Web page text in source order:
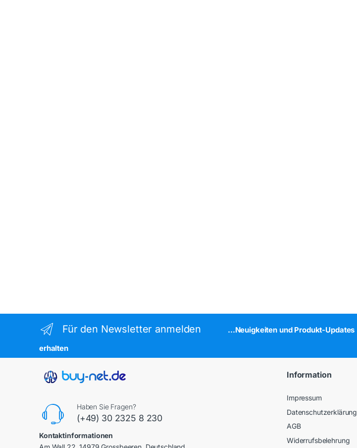
Für den Newsletter anmelden
...Neuigkeiten und Produkt-Updates
erhalten
Haben Sie Fragen?
(+49) 30 2325 8 230
Kontaktinformationen
Information
Impressum
Datenschutzerklärung
AGB
Widerrufsbelehrung